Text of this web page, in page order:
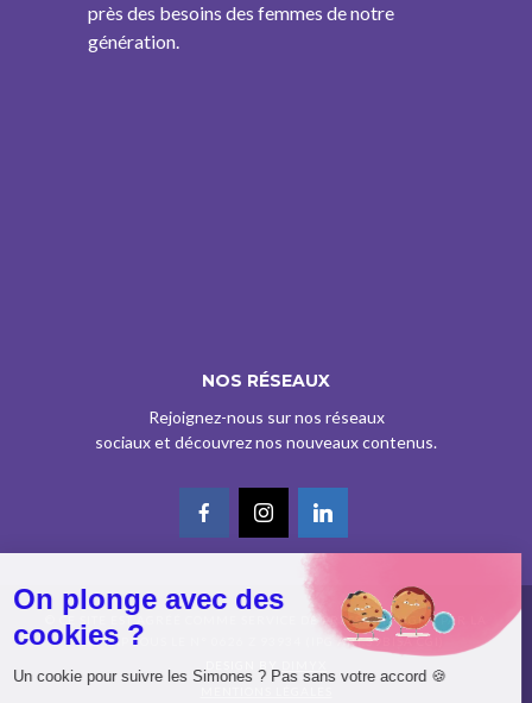
près des besoins des femmes de notre
génération.
NOS RÉSEAUX
Rejoignez-nous sur nos réseaux
sociaux et découvrez nos nouveaux contenus.
© CE SITE EST AGRÉÉ COMME SERVICE DE PRESSE EN LIGNE PAR LA
CPPAP SOUS LE N° 0626 Z 93934 (IPG ART.39BISA CGI)
On plonge avec des
cookies ?
Un cookie pour suivre les Simones ? Pas sans votre accord 🍪